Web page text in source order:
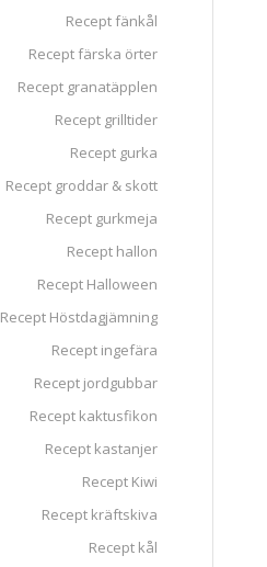
Recept fänkål
Recept färska örter
Recept granatäpplen
Recept grilltider
Recept gurka
Recept groddar & skott
Recept gurkmeja
Recept hallon
Recept Halloween
Recept Höstdagjämning
Recept ingefära
Recept jordgubbar
Recept kaktusfikon
Recept kastanjer
Recept Kiwi
Recept kräftskiva
Recept kål